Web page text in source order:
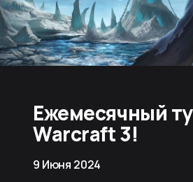
Ежемесячный
Warcraft 3!
9 Июня 2024